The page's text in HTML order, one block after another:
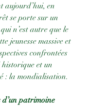
aujourd’hui, en
se porte sur un
n’est autre que le
jeunesse massive et
confrontées
et un
: la mondialisation.
d’un patrimoine